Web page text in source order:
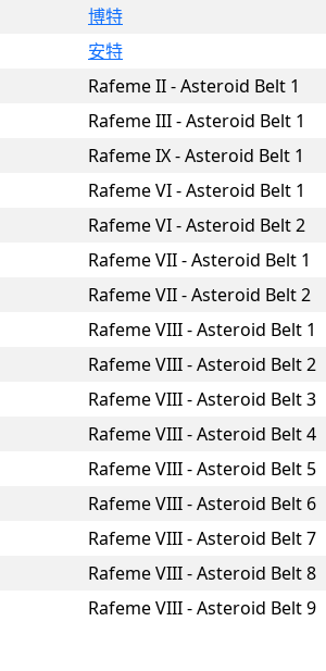
博特
安特
Rafeme II - Asteroid Belt 1
Rafeme III - Asteroid Belt 1
Rafeme IX - Asteroid Belt 1
Rafeme VI - Asteroid Belt 1
Rafeme VI - Asteroid Belt 2
Rafeme VII - Asteroid Belt 1
Rafeme VII - Asteroid Belt 2
Rafeme VIII - Asteroid Belt 1
Rafeme VIII - Asteroid Belt 2
Rafeme VIII - Asteroid Belt 3
Rafeme VIII - Asteroid Belt 4
Rafeme VIII - Asteroid Belt 5
Rafeme VIII - Asteroid Belt 6
Rafeme VIII - Asteroid Belt 7
Rafeme VIII - Asteroid Belt 8
Rafeme VIII - Asteroid Belt 9